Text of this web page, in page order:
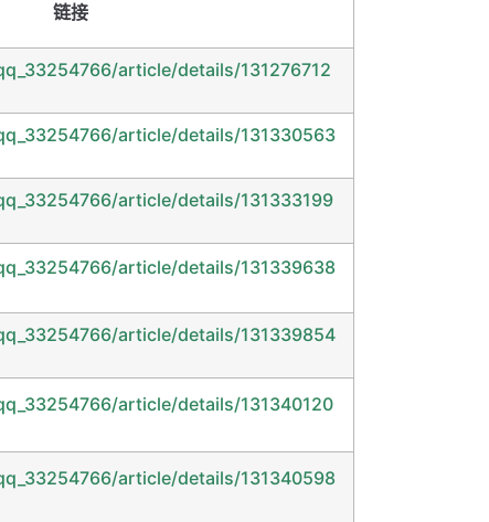
链接
article/details/131276712
article/details/131330563
article/details/131333199
article/details/131339638
article/details/131339854
article/details/131340120
article/details/131340598